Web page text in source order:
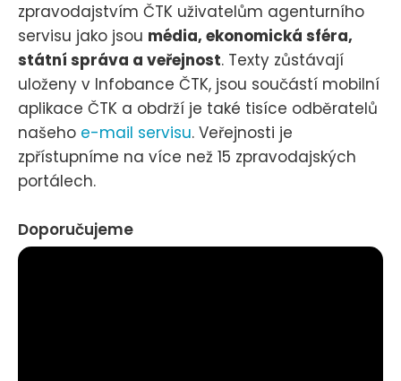
zpravodajstvím ČTK uživatelům agenturního
servisu jako jsou média, ekonomická sféra,
státní správa a veřejnost. Texty zůstávají
uloženy v Infobance ČTK, jsou součástí mobilní
aplikace ČTK a obdrží je také tisíce odběratelů
našeho e-mail servisu. Veřejnosti je
zpřístupníme na více než 15 zpravodajských
portálech.
Doporučujeme